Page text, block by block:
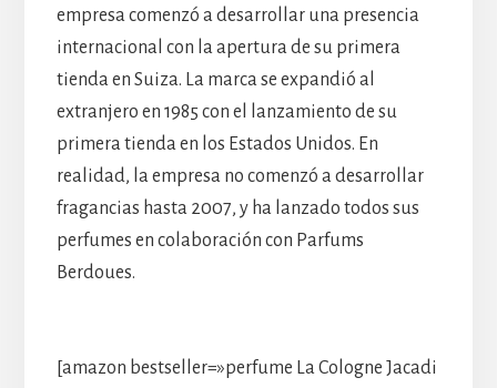
empresa comenzó a desarrollar una presencia
internacional con la apertura de su primera
tienda en Suiza. La marca se expandió al
extranjero en 1985 con el lanzamiento de su
primera tienda en los Estados Unidos. En
realidad, la empresa no comenzó a desarrollar
fragancias hasta 2007, y ha lanzado todos sus
perfumes en colaboración con Parfums
Berdoues.
[amazon bestseller=»perfume La Cologne Jacadi